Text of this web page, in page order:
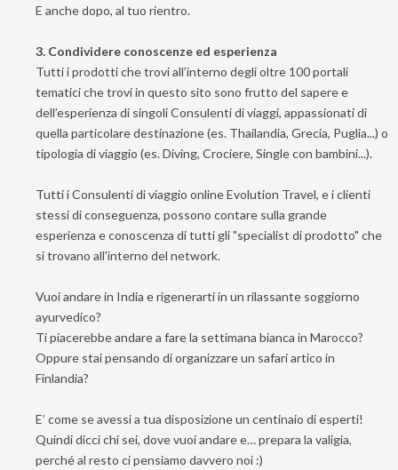
E anche dopo, al tuo rientro.
3. Condividere conoscenze ed esperienza
Tutti i prodotti che trovi all’interno degli oltre 100 portali
tematici che trovi in questo sito sono frutto del sapere e
dell’esperienza di singoli Consulenti di viaggi, appassionati di
quella particolare destinazione (es. Thailandia, Grecia, Puglia...) o
tipologia di viaggio (es. Diving, Crociere, Single con bambini...).
Tutti i Consulenti di viaggio online Evolution Travel, e i clienti
stessi di conseguenza, possono contare sulla grande
esperienza e conoscenza di tutti gli "specialist di prodotto" che
si trovano all'interno del network.
Vuoi andare in India e rigenerarti in un rilassante soggiorno
ayurvedico?
Ti piacerebbe andare a fare la settimana bianca in Marocco?
Oppure stai pensando di organizzare un safari artico in
Finlandia?
E’ come se avessi a tua disposizione un centinaio di esperti!
Quindi dicci chi sei, dove vuoi andare e… prepara la valigia,
perché al resto ci pensiamo davvero noi :)